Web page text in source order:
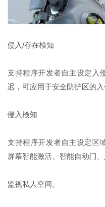
侵入/存在検知
支持程序开发者自主设定入
迟，可应用于安全防护区的入
侵入検知
支持程序开发者自主设定区
屏幕智能激活、智能自动门、
监视私人空间。